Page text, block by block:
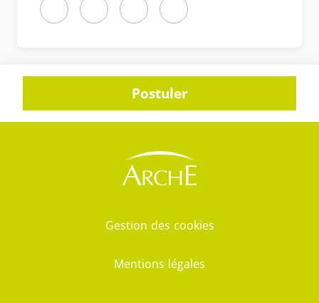
Partager cette annonce sur LinkedIn (nouvelle
Partager cette annonce sur X (nouvelle
Partager cette annonce sur
Partager cette annonce
Postuler
Gestion des cookies
Mentions légales